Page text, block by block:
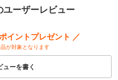
ゴアズソープ屋敷の幽霊選び」ア
ーザーレビュー
イントプレゼント ／
が対象となります
ューを書く